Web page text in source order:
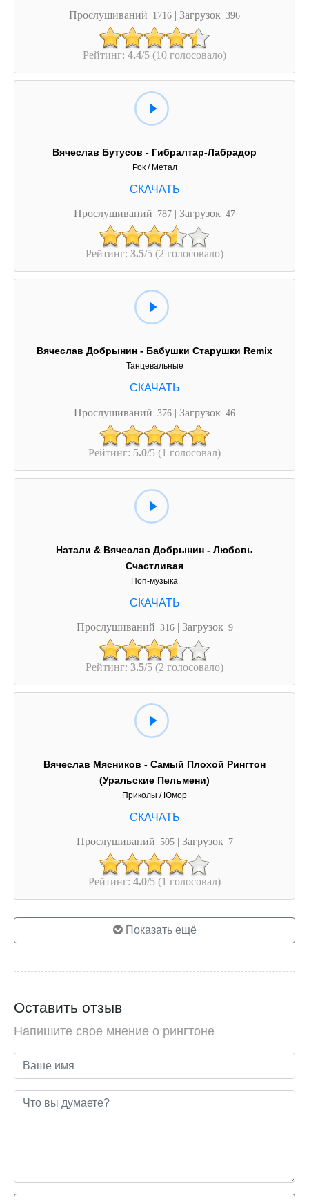
Прослушиваний 1716 | Загрузок 396
Рейтинг: 4.4/5 (10 голосовало)
Вячеслав Бутусов - Гибралтар-Лабрадор
Рок / Метал
Прослушиваний 787 | Загрузок 47
Рейтинг: 3.5/5 (2 голосовало)
Вячеслав Добрынин - Бабушки Старушки Remix
Танцевальные
Прослушиваний 376 | Загрузок 46
Рейтинг: 5.0/5 (1 голосовал)
Натали & Вячеслав Добрынин - Любовь
Счастливая
Поп-музыка
Прослушиваний 316 | Загрузок 9
Рейтинг: 3.5/5 (2 голосовало)
Вячеслав Мясников - Самый Плохой Рингтон
(Уральские Пельмени)
Приколы / Юмор
Прослушиваний 505 | Загрузок 7
Рейтинг: 4.0/5 (1 голосовал)
Показать ещё
Оставить отзыв
Напишите свое мнение о рингтоне